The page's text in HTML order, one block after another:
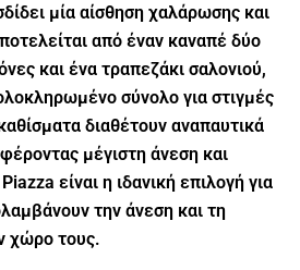
μία αίσθηση χαλάρωσης και
από έναν καναπέ δύο
και ένα τραπεζάκι σαλονιού,
σύνολο για στιγμές
διαθέτουν αναπαυτικά
μέγιστη άνεση και
είναι η ιδανική επιλογή για
την άνεση και τη
χώρο τους.